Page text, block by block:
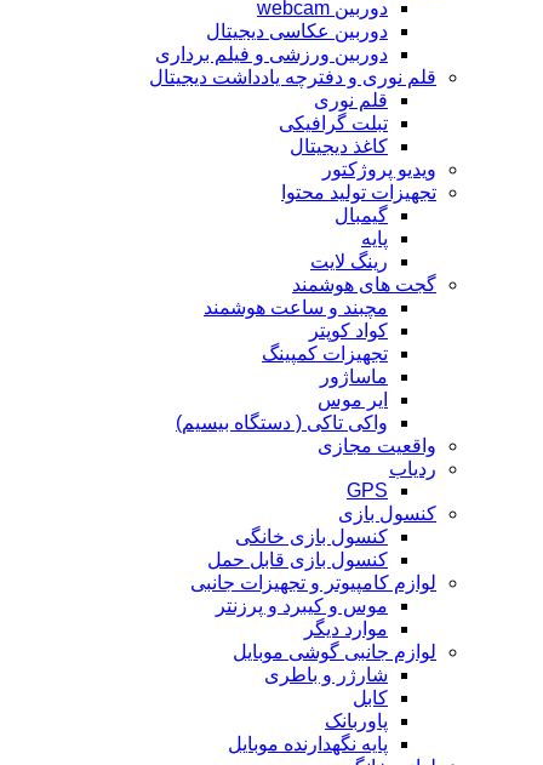
دوربین webcam
دوربین عکاسی دیجیتال
دوربین‌ ورزشی و فیلم برداری
قلم نوری و دفترچه یادداشت دیجیتال
قلم نوری
تبلت گرافیکی
کاغذ دیجیتال
ویدیو پروژکتور
تجهیزات تولید محتوا
گیمبال
پایه
رینگ لایت
گجت های هوشمند
مچبند و ساعت هوشمند
کواد کوپتر
تجهیزات کمپینگ
ماساژور
ایر موس
واکی تاکی ( دستگاه بیسیم)
واقعیت مجازی
ردیاب
GPS
کنسول بازی
کنسول بازی خانگی
کنسول بازی قابل حمل
لوازم کامپیوتر و تجهیزات جانبی
موس و کیبرد و پرزنتر
موارد دیگر
لوازم جانبی گوشی موبایل
شارژر و باطری
کابل
پاوربانک
پایه نگهدارنده موبایل